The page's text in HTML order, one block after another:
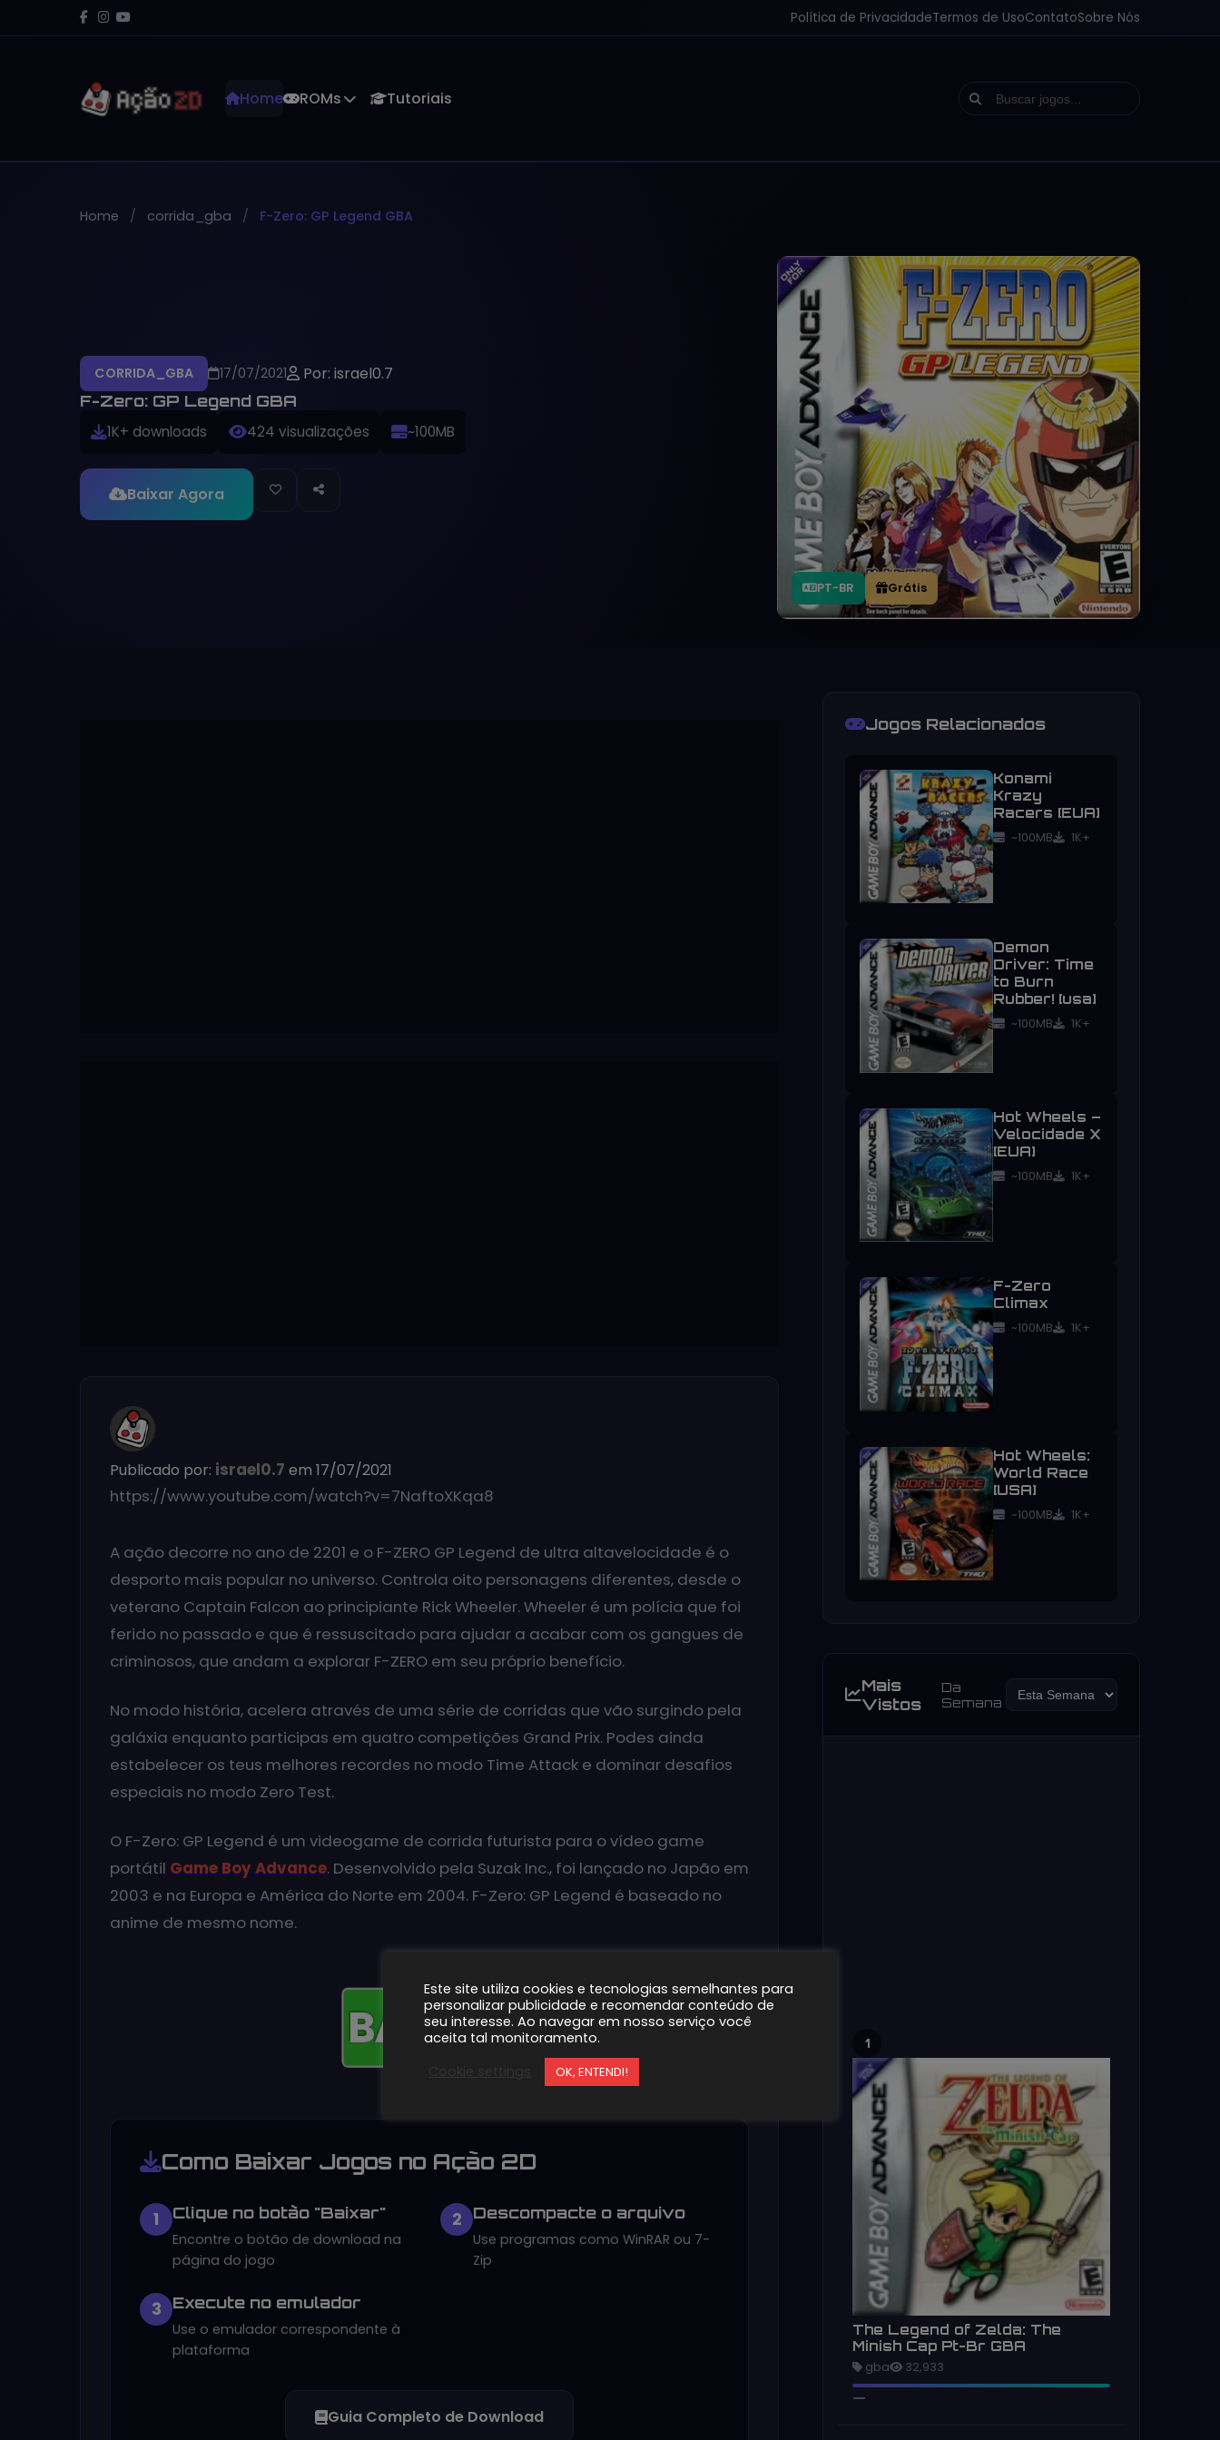
Política de PrivacidadeTermos de UsoContatoSobre Nós
Home ROMs Tutoriais
Home corrida_gba F-Zero: GP Legend GBA
CORRIDA_GBA 17/07/2021 Por: israel0.7
F-Zero: GP Legend GBA
1K+ downloads 424 visualizações ~100MB
Baixar Agora
PT-BR Grátis
Publicado por: israel0.7 em 17/07/2021
https://www.youtube.com/watch?v=7NaftoXKqa8
A ação decorre no ano de 2201 e o F-ZERO GP Legend de ultra altavelocidade é o
desporto mais popular no universo. Controla oito personagens diferentes, desde o
veterano Captain Falcon ao principiante Rick Wheeler. Wheeler é um polícia que foi
ferido no passado e que é ressuscitado para ajudar a acabar com os gangues de
criminosos, que andam a explorar F-ZERO em seu próprio benefício.
No modo história, acelera através de uma série de corridas que vão surgindo pela
galáxia enquanto participas em quatro competições Grand Prix. Podes ainda
estabelecer os teus melhores recordes no modo Time Attack e dominar desafios
especiais no modo Zero Test.
O F-Zero: GP Legend é um videogame de corrida futurista para o vídeo game
portátil Game Boy Advance. Desenvolvido pela Suzak Inc., foi lançado no Japão em
2003 e na Europa e América do Norte em 2004. F-Zero: GP Legend é baseado no
anime de mesmo nome.
Como Baixar Jogos no Ação 2D
1 Clique no botão "Baixar"
Encontre o botão de download na
página do jogo
2 Descompacte o arquivo
Use programas como WinRAR ou 7-
Zip
3 Execute no emulador
Use o emulador correspondente à
plataforma
Guia Completo de Download
Jogos Relacionados
Konami
Krazy
Racers [EUA]
~100MB 1K+
Demon
Driver: Time
to Burn
Rubber! [usa]
~100MB 1K+
Hot Wheels –
Velocidade X
[EUA]
~100MB 1K+
F-Zero
Climax
~100MB 1K+
Hot Wheels:
World Race
[USA]
~100MB 1K+
Mais
Vistos
Da
Semana
1
The Legend of Zelda: The
Minish Cap Pt-Br GBA
gba 32,933
Este site utiliza cookies e tecnologias semelhantes para
personalizar publicidade e recomendar conteúdo de
seu interesse. Ao navegar em nosso serviço você
aceita tal monitoramento.
OK, ENTENDI!